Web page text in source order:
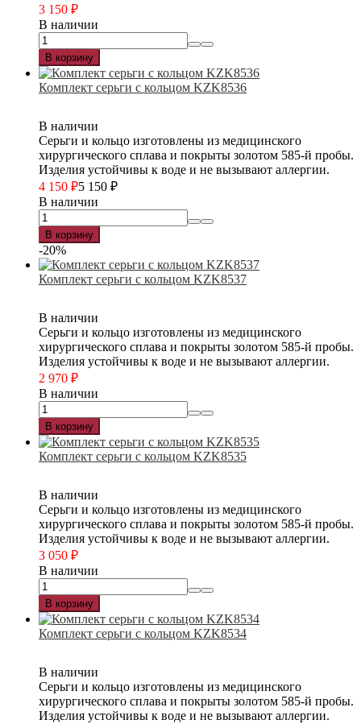
3 150 ₽
В наличии
В корзину
Комплект серьги с кольцом KZK8536
В наличии
Серьги и кольцо изготовлены из медицинского
хирургического сплава и покрыты золотом 585-й пробы.
Изделия устойчивы к воде и не вызывают аллергии.
4 150 ₽5 150 ₽
В наличии
В корзину
-20%
Комплект серьги с кольцом KZK8537
В наличии
Серьги и кольцо изготовлены из медицинского
хирургического сплава и покрыты золотом 585-й пробы.
Изделия устойчивы к воде и не вызывают аллергии.
2 970 ₽
В наличии
В корзину
Комплект серьги с кольцом KZK8535
В наличии
Серьги и кольцо изготовлены из медицинского
хирургического сплава и покрыты золотом 585-й пробы.
Изделия устойчивы к воде и не вызывают аллергии.
3 050 ₽
В наличии
В корзину
Комплект серьги с кольцом KZK8534
В наличии
Серьги и кольцо изготовлены из медицинского
хирургического сплава и покрыты золотом 585-й пробы.
Изделия устойчивы к воде и не вызывают аллергии.